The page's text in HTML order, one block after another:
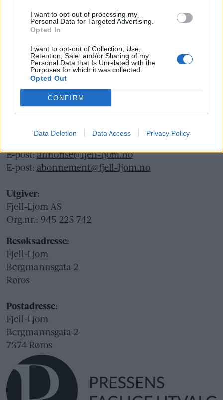
I want to opt-out of processing my
Personal Data for Targeted Advertising.
Opted In
I want to opt-out of Collection, Use,
Retention, Sale, and/or Sharing of my
Personal Data that Is Unrelated with the
Purposes for which it was collected.
Opted Out
CONFIRM
Data Deletion Data Access Privacy Policy
legge ut skjermdump av artikler.
lokalaviser (LLA)
Ansvarlig redaktør og daglig leder:
Liv Maren Mæhre Vold
Ekspedisjon:
Tlf: 72 40 65 90
E-post:annonse@fjell-ljom.no
E-post: abonnement@fjell-ljom.no
Utgiver:
Fjell-Ljom AS
Org.nr.: 945 225 742
Besøksadresse:
Fjell-Ljom
Bergmannsgata 2
Røros
Postadresse:
Fjell-Ljom
Bergmannsgata 2
7374 Røros